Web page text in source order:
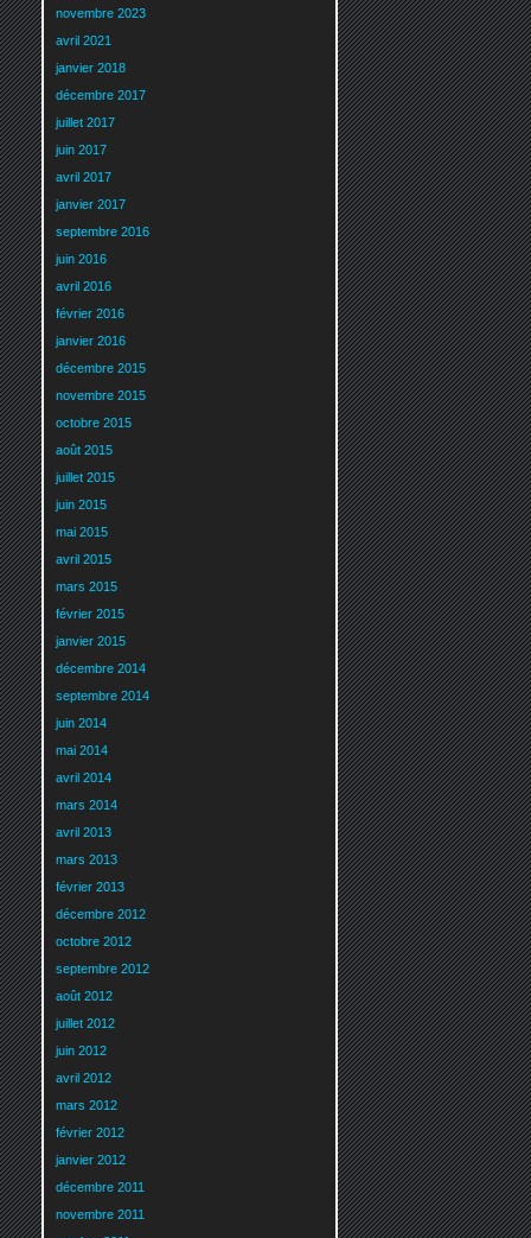
novembre 2023
avril 2021
janvier 2018
décembre 2017
juillet 2017
juin 2017
avril 2017
janvier 2017
septembre 2016
juin 2016
avril 2016
février 2016
janvier 2016
décembre 2015
novembre 2015
octobre 2015
août 2015
juillet 2015
juin 2015
mai 2015
avril 2015
mars 2015
février 2015
janvier 2015
décembre 2014
septembre 2014
juin 2014
mai 2014
avril 2014
mars 2014
avril 2013
mars 2013
février 2013
décembre 2012
octobre 2012
septembre 2012
août 2012
juillet 2012
juin 2012
avril 2012
mars 2012
février 2012
janvier 2012
décembre 2011
novembre 2011